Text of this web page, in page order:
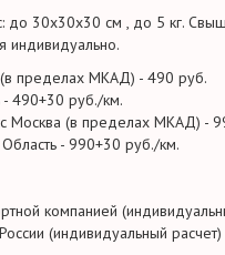
до 30х30х30 см , до 5 кг.
индивидуально.
пределах МКАД) - 490 руб.
- 490+30 руб./км.
Москва (в пределах МКАД) -
Область - 990+30 руб./км.
компанией
(индивидуальный расчет)